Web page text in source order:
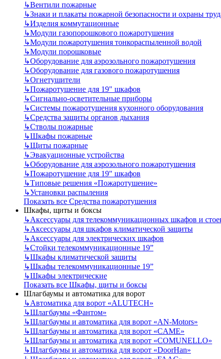
↳Вентили пожарные
↳Знаки и плакаты пожарной безопасности и охраны
↳Изделия коммутационные
↳Модули газопорошкового пожаротушения
↳Модули пожаротушения тонкораспыленной водой
↳Модули порошковые
↳Оборудование для аэрозольного пожаротушения
↳Оборудование для газового пожаротушения
↳Огнетушители
↳Пожаротушение для 19" шкафов
↳Сигнально-осветительные приборы
↳Системы пожаротушения кухонного оборудования
↳Средства защиты органов дыхания
↳Стволы пожарные
↳Шкафы пожарные
↳Щиты пожарные
↳Эвакуационные устройства
↳Оборудование для аэрозольного пожаротушения
↳Пожаротушение для 19" шкафов
↳Типовые решения «Пожаротушение»
↳Установки распыления
Показать все Средства пожаротушения
Шкафы, щиты и боксы
↳Аксессуары для телекоммуникационных шкафов и
↳Аксессуары для шкафов климатической защиты
↳Аксессуары для электрических шкафов
↳Стойки телекоммуникационные 19”
↳Шкафы климатической защиты
↳Шкафы телекоммуникационные 19”
↳Шкафы электрические
Показать все Шкафы, щиты и боксы
Шлагбаумы и автоматика для ворот
↳Автоматика для ворот «ALUTECH»
↳Шлагбаумы «Фантом»
↳Шлагбаумы и автоматика для ворот «AN-Motors»
↳Шлагбаумы и автоматика для ворот «CAME»
↳Шлагбаумы и автоматика для ворот «COMUNELLO»
↳Шлагбаумы и автоматика для ворот «DoorHan»